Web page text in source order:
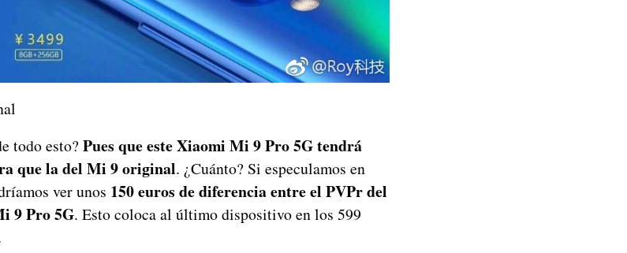
todo esto? Pues que este Xiaomi Mi 9 Pro 5G tendrá
que la del Mi 9 original. ¿Cuánto? Si especulamos en
ver unos 150 euros de diferencia entre el PVPr del
9 Pro 5G. Esto coloca al último dispositivo en los 599